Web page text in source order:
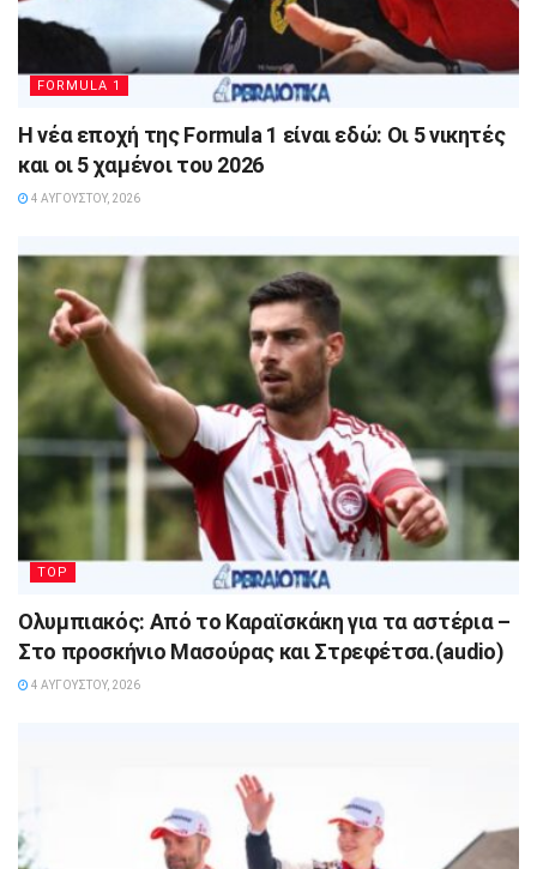
FORMULA 1
Η νέα εποχή της Formula 1 είναι εδώ: Οι 5 νικητές
και οι 5 χαμένοι του 2026
4 ΑΥΓΟΎΣΤΟΥ, 2026
TOP
Ολυμπιακός: Από το Καραϊσκάκη για τα αστέρια –
Στο προσκήνιο Μασούρας και Στρεφέτσα.(audio)
4 ΑΥΓΟΎΣΤΟΥ, 2026